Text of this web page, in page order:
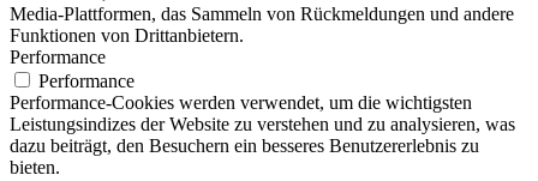
Media-Plattformen, das Sammeln von Rückmeldungen und andere
Funktionen von Drittanbietern.
Performance
Performance
Performance-Cookies werden verwendet, um die wichtigsten
Leistungsindizes der Website zu verstehen und zu analysieren, was
dazu beiträgt, den Besuchern ein besseres Benutzererlebnis zu
bieten.